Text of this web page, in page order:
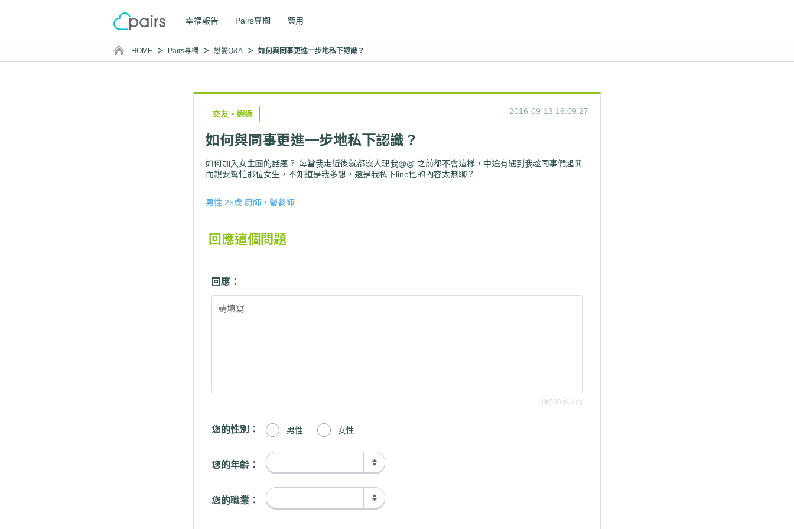
幸福報告 Pairs專欄 費用
HOME Pairs專欄 戀愛Q&A 如何與同事更進一步地私下認識？
交友・邂逅 2016-09-13 16:09:27
如何與同事更進一步地私下認識？
如何加入女生圈的話題？ 每當我走近後就都沒人理我@@ 之前都不會這樣，中途有遇到我趁同事們起鬨
而說要幫忙那位女生，不知道是我多想，還是我私下line他的內容太無聊？
男性 25歲 廚師・營養師
回應這個問題
回應：
限500字以內
您的性別： 男性 女性
您的年齡：
您的職業：